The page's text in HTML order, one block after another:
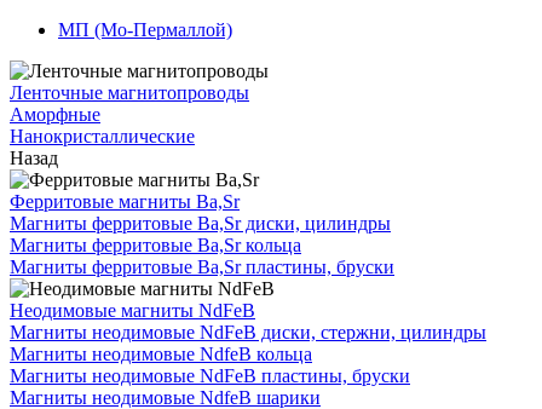
МП (Мо-Пермаллой)
Ленточные магнитопроводы
Аморфные
Нанокристаллические
Назад
Ферритовые магниты Ba,Sr
Магниты ферритовые Ba,Sr диски, цилиндры
Магниты ферритовые Ba,Sr кольца
Магниты ферритовые Ba,Sr пластины, бруски
Неодимовые магниты NdFeB
Магниты неодимовые NdFeB диски, стержни, цилиндры
Магниты неодимовые NdfeB кольца
Магниты неодимовые NdFeB пластины, бруски
Магниты неодимовые NdfeB шарики